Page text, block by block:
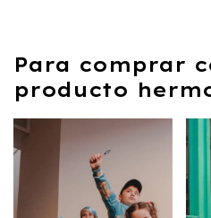
Para comprar
producto